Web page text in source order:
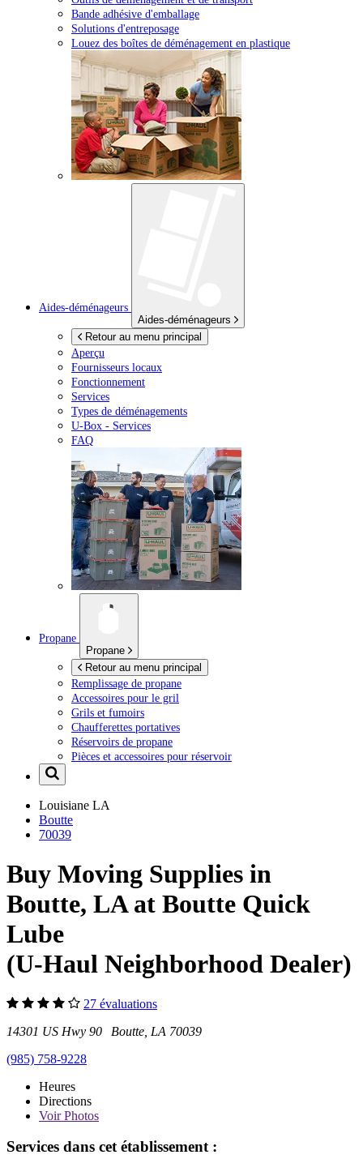
Bande adhésive d'emballage
Solutions d'entreposage
Louez des boîtes de déménagement en plastique
Aides-déménageurs
Aides-déménageurs
Retour au menu principal
Aperçu
Fournisseurs locaux
Fonctionnement
Services
Types de déménagements
U-Box - Services
FAQ
Propane
Propane
Retour au menu principal
Remplissage de propane
Accessoires pour le gril
Grils et fumoirs
Chaufferettes portatives
Réservoirs de propane
Pièces et accessoires pour réservoir
Louisiane LA
Boutte
70039
Buy Moving Supplies in
Boutte, LA at Boutte Quick
Lube
(U-Haul Neighborhood Dealer)
27 évaluations
14301 US Hwy 90 Boutte, LA 70039
(985) 758-9228
Heures
Directions
VoirPhotos
Services dans cet établissement :